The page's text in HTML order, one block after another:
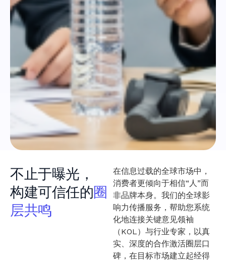
不止于曝光，
构建可信任的圈
层共鸣
在信息过载的全球市场中，
消费者更倾向于相信“人”而
非品牌本身。我们的全球影
响力传播服务，帮助您系统
化地连接关键意见领袖
（KOL）与行业专家，以真
实、深度的合作激活圈层口
碑，在目标市场建立起经得